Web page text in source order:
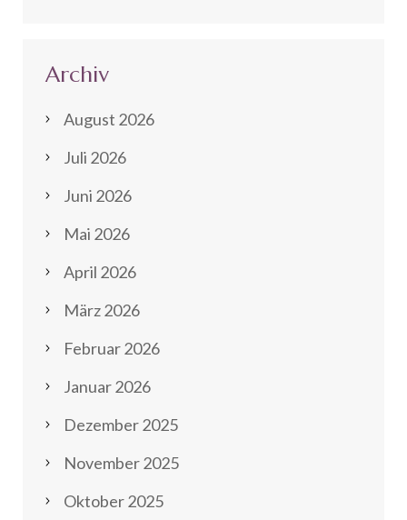
Archiv
August 2026
Juli 2026
Juni 2026
Mai 2026
April 2026
März 2026
Februar 2026
Januar 2026
Dezember 2025
November 2025
Oktober 2025